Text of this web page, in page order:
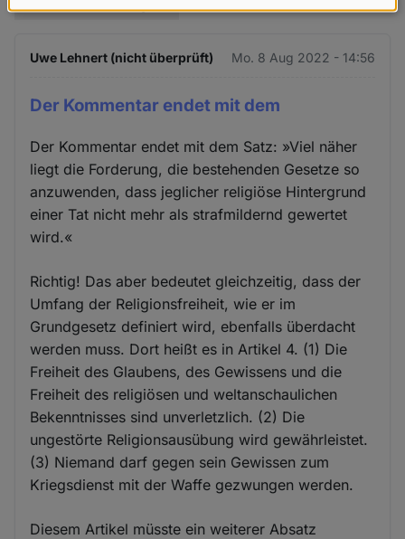
Uwe Lehnert (nicht überprüft) Mo. 8 Aug 2022 - 14:56
Der Kommentar endet mit dem
Der Kommentar endet mit dem Satz: »Viel näher
liegt die Forderung, die bestehenden Gesetze so
anzuwenden, dass jeglicher religiöse Hintergrund
einer Tat nicht mehr als strafmildernd gewertet
wird.«
Richtig! Das aber bedeutet gleichzeitig, dass der
Umfang der Religionsfreiheit, wie er im
Grundgesetz definiert wird, ebenfalls überdacht
werden muss. Dort heißt es in Artikel 4. (1) Die
Freiheit des Glaubens, des Gewissens und die
Freiheit des religiösen und weltanschaulichen
Bekenntnisses sind unverletzlich. (2) Die
ungestörte Religionsausübung wird gewährleistet.
(3) Niemand darf gegen sein Gewissen zum
Kriegsdienst mit der Waffe gezwungen werden.
Diesem Artikel müsste ein weiterer Absatz
Daten
Cookies